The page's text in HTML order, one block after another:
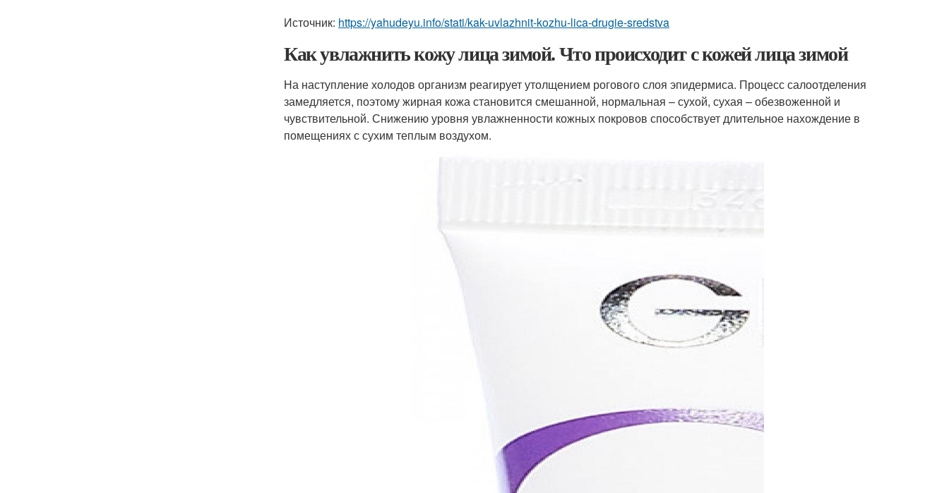
Источник: https://yahudeyu.info/stati/kak-uvlazhnit-kozhu-lica-drugie-sredstva
Как увлажнить кожу лица зимой. Что происходит с кожей лица зимой
На наступление холодов организм реагирует утолщением рогового слоя эпидермиса. Процесс салоотделения
замедляется, поэтому жирная кожа становится смешанной, нормальная – сухой, сухая – обезвоженной и
чувствительной. Снижению уровня увлажненности кожных покровов способствует длительное нахождение в
помещениях с сухим теплым воздухом.